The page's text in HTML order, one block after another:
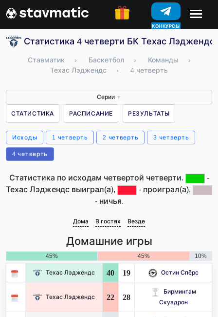
КОНКУРСЫ
Статистика 4 четверти БК Техас
Ставматик › Баскетбол › Команды
›
Техас Лэджендс
› 4 четверть
Серии ▼
СТАТИСТИКА РАСПИСАНИЕ РЕЗУЛЬТАТЫ
Исходы 1 четверть 2 четверть 3 четверть
4 четверть
Статистика по исходам четвертой четверти.
-
Техас Лэджендс выиграл(а),
- проиграл(а),
- ничья.
Дома В гостях Везде
Домашние игры
45% 45% 10%
Техас Лэджендс 40 19 Остин Спёрс
Техас Лэджендс 22 28
Бирмингам
Скуадрон